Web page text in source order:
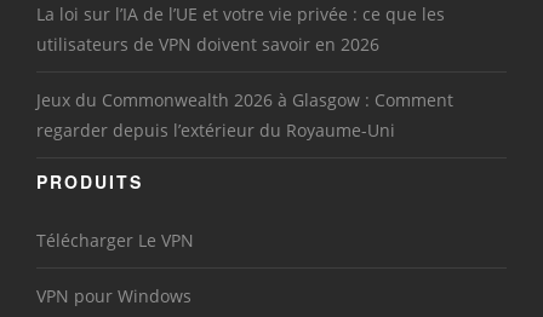
La loi sur l’IA de l’UE et votre vie privée : ce que les
utilisateurs de VPN doivent savoir en 2026
Jeux du Commonwealth 2026 à Glasgow : Comment
regarder depuis l’extérieur du Royaume-Uni
PRODUITS
Télécharger Le VPN
VPN pour Windows